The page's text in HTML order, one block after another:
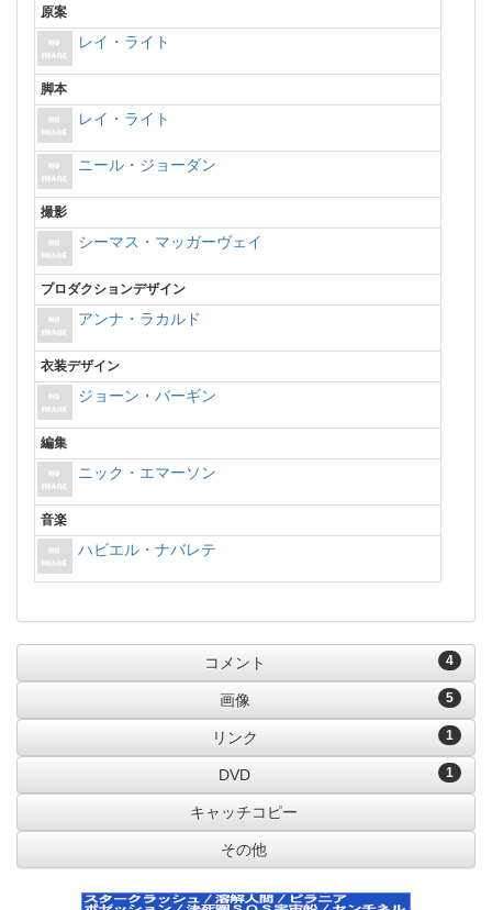
原案
レイ・ライト
脚本
レイ・ライト
ニール・ジョーダン
撮影
シーマス・マッガーヴェイ
プロダクションデザイン
アンナ・ラカルド
衣装デザイン
ジョーン・バーギン
編集
ニック・エマーソン
音楽
ハビエル・ナバレテ
4
コメント
5
画像
1
リンク
1
DVD
キャッチコピー
その他